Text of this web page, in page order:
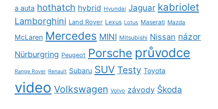
a auta hothatch hybrid Hyundai Jaguar kabriolet
Lamborghini Land Rover Lexus Lotus Maserati Mazda
McLaren Mercedes MINI Mitsubishi Nissan názor
Nürburgring Peugeot Porsche průvodce
Range Rover Renault Subaru SUV Testy Toyota
video Volkswagen Volvo závody Škoda